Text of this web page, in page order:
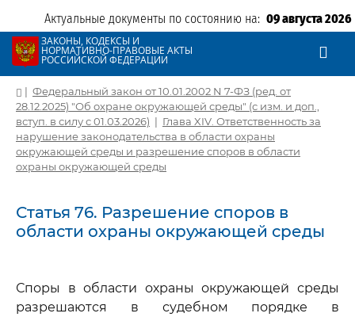
Актуальные документы по состоянию на: 09 августа 2026
ЗАКОНЫ, КОДЕКСЫ И
НОРМАТИВНО-ПРАВОВЫЕ АКТЫ
РОССИЙСКОЙ ФЕДЕРАЦИИ
| Федеральный закон от 10.01.2002 N 7-ФЗ (ред. от
28.12.2025) "Об охране окружающей среды" (с изм. и доп.,
вступ. в силу с 01.03.2026) | Глава XIV. Ответственность за
нарушение законодательства в области охраны
окружающей среды и разрешение споров в области
охраны окружающей среды
Статья 76. Разрешение споров в
области охраны окружающей среды
Споры в области охраны окружающей среды
разрешаются в судебном порядке в